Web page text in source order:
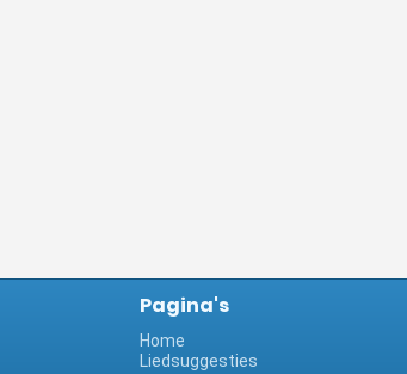
Pagina's
Home
Liedsuggesties